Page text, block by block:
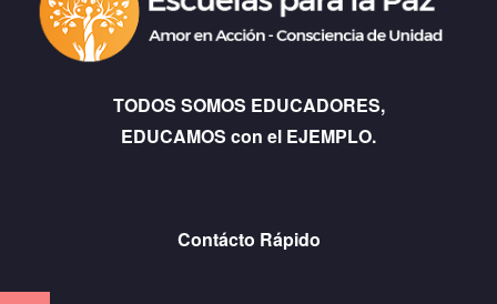
TODOS SOMOS EDUCADORES,
EDUCAMOS con el EJEMPLO.
Contácto Rápido